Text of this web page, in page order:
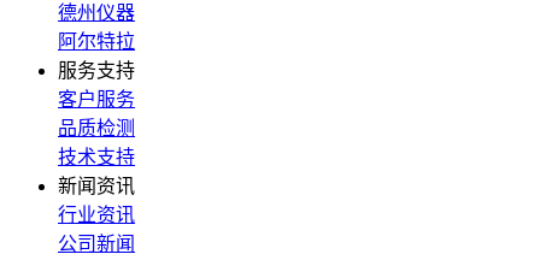
德州仪器
阿尔特拉
服务支持
客户服务
品质检测
技术支持
新闻资讯
行业资讯
公司新闻